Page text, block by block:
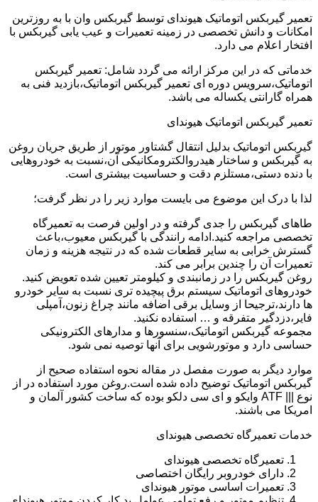
تعمیر گیربکس اتوماتیک هیوندای توسط گیربکس وان با به روزترین
امکانات و دانش تخصصی در زمینه تعمیرات و عیب یابی گیربکس با
افتخار اعلام می دارد.
خدماتی که در این مرکز ارائه می گردد شامل: تعمیر گیربکس
اتوماتیک،سرویس دوره ای تعمیر گیربکس اتوماتیک،بازدید فنی به
همراه گارانتی یکساله می باشد.
تعمیر گیربکس اتوماتیک هیوندای
گیربکس اتوماتیک بدلیل انتقال گشتاور موتور از طریق جریان روغن
به گیربکس و ساختار هیدروالکترومکانیکی آن،نسبت به خودروهایی
با دنده دستی،مستلزم دقت و حساسیت بیشتری است.
لذا با درک این موضوع می بایست موارد زیر را در نظر گرفت؛
طاهای گیربکس را جدی گرفته و در اولین فرصت به تعمیرگاه
تخصصی مراجعه کنید.ادامه رانندگی با گیربکس معیوب،باعث
گسترش خرابی به سایر قطعات شده که در نتیجه هزینه و زمان
تعمیرات آن را چندین برابر می کند.
روغن گیربکس را در زمانبندی و کیلومتر تعیین شده تعویض کنید.
خودروهای اتوماتیک سیستم برق پیچیده تری نسبت به سایر خودرو
ها دارند،ترجیحا از وسایل برقی اضافه مانند چراغ زنون،آمپلی
فایر،دزدگیر متفرقه و … استفاده نکنید.
مجموعه گیربکس اتوماتیک،سنسورها و مدارهای الکترونیکی
حساسی دارد و موتورشویی برای آنها توصیه نمی شود.
موارد دیگر به صورت مفصل در مقاله نحوه استفاده صحیح از
گیربکس اتوماتیک توضیح داده شده است.روغن مورد استفاده در از
نوع ||| ATF وایکو و ای سی دلکو بوده که ساخت کشور آلمان و
امریکا می باشند.
خدمات تعمیرگاه تخصصی هیوندای
تعمیرگاه تخصصی هیوندای
دارای خودروبر رایگان اختصاصی
تعمیرات اساسی موتور هیوندای